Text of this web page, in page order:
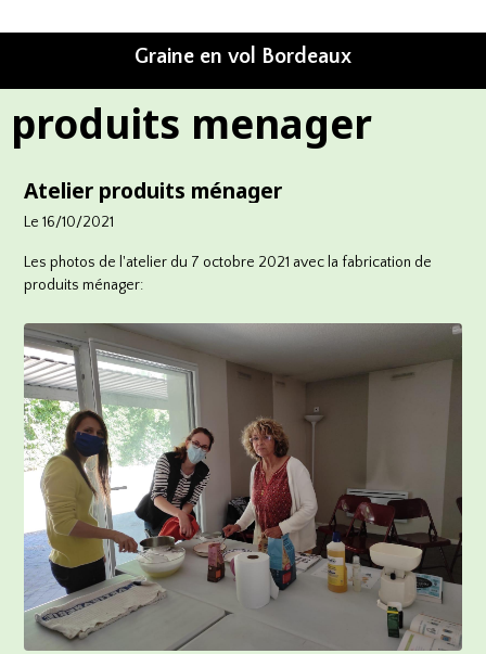
Graine en vol Bordeaux
produits menager
Atelier produits ménager
Le 16/10/2021
Les photos de l'atelier du 7 octobre 2021 avec la fabrication de
produits ménager: